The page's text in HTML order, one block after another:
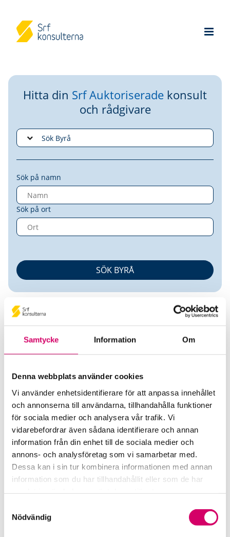
Samtycke Information Om
Denna webbplats använder cookies
Vi använder enhetsidentifierare för att anpassa innehållet
och annonserna till användarna, tillhandahålla funktioner
för sociala medier och analysera vår trafik. Vi
vidarebefordrar även sådana identifierare och annan
information från din enhet till de sociala medier och
annons- och analysföretag som vi samarbetar med.
Dessa kan i sin tur kombinera informationen med annan
information som du har tillhandahållit eller som de har
Nödvändig
Hitta din Srf Auktoriserade konsult
och rådgivare
Sök på namn
Sök på ort
Martin Krus
Auktoriserad Redovisnings- och Lönekonsult
Srf Certifierad Affärsrådgivare
Revea redovisning AB
Stockholm
Telefon
070-050 05 88
E-post